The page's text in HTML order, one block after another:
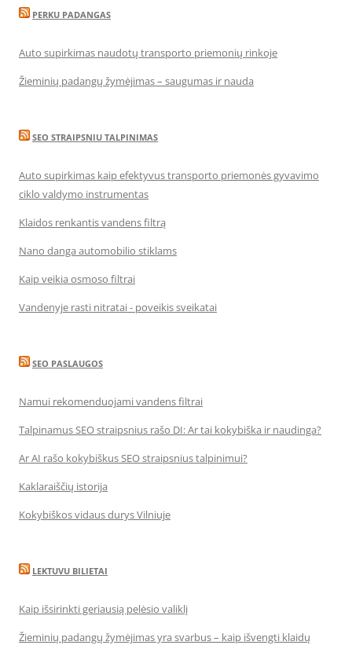
PERKU PADANGAS
Auto supirkimas naudotų transporto priemonių rinkoje
Žieminių padangų žymėjimas – saugumas ir nauda
SEO STRAIPSNIU TALPINIMAS
Auto supirkimas kaip efektyvus transporto priemonės gyvavimo
ciklo valdymo instrumentas
Klaidos renkantis vandens filtrą
Nano danga automobilio stiklams
Kaip veikia osmoso filtrai
Vandenyje rasti nitratai - poveikis sveikatai
SEO PASLAUGOS
Namui rekomenduojami vandens filtrai
Talpinamus SEO straipsnius rašo DI: Ar tai kokybiška ir naudinga?
Ar AI rašo kokybiškus SEO straipsnius talpinimui?
Kaklaraiščių istorija
Kokybiškos vidaus durys Vilniuje
LEKTUVU BILIETAI
Kaip išsirinkti geriausią pelėsio valiklį
Žieminių padangų žymėjimas yra svarbus – kaip išvengti klaidų